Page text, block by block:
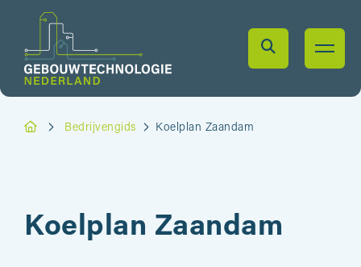
Bedrijvengids Koelplan Zaandam
Koelplan Zaandam